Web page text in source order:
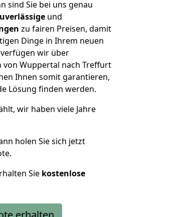
sind Sie bei uns genau
und
zu fairen Preisen, damit
Dinge in Ihrem neuen
wir über
Wuppertal nach Treffurt
Ihnen somit garantieren,
Lösung finden werden.
wir haben viele Jahre
holen Sie sich jetzt
Sie kostenlose